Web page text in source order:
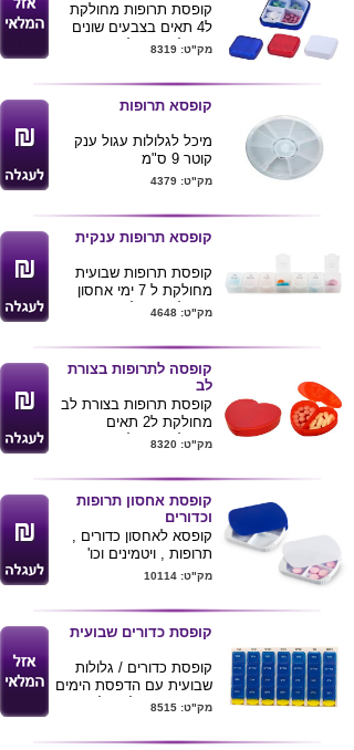
קופסת תרופות מחולקת
ל4 תאים בצבעים שונים
ניתן להדפיס לוגו ע"ג
מינימום 500 יח'
מק"ט: 8319
קופסא תרופות
מיכל לגלולות עגול ענק
קוטר 9 ס"מ
מק"ט: 4379
קופסא תרופות ענקית
קופסת תרופות שבועית
מחולקת ל 7 ימי אחסון
ניתן למתג בלוגו חברה
מק"ט: 4648
קופסה לתרופות בצורת
לב
קופסת תרופות בצורת לב
מחולקת ל2 תאים
ניתן להדפיס לוגו ע"ג
מק"ט: 8320
קופסת אחסון תרופות
וכדורים
קופסא לאחסון כדורים ,
תרופות , ויטמינים וכו'
4 תאים
2 צבעים לבחירה לפי
תמונה
מידות בס"מ :
7.9X6.4X1.5
ניתן להדפיס לוגו ע"ג
המוצר
מק"ט: 10114
קופסת כדורים שבועית
קופסת כדורים / גלולות
שבועית עם הדפסת הימים
בעברית מחולקת לבוקר
ניתן להוסיף לוגו ע"ג
מק"ט: 8515